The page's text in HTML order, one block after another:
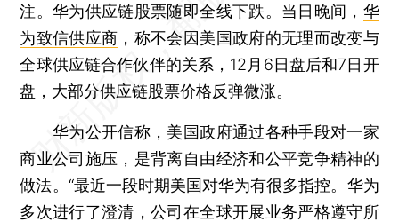
注。华为供应链股票随即全线下跌。当日晚间， 华
为致信供应商 ，称不会因美国政府的无理而改变与
全球供应链合作伙伴的关系，12月6日盘后和7日开
盘，大部分供应链股票价格反弹微涨。
华为公开信称，美国政府通过各种手段对一家
商业公司施压，是背离自由经济和公平竞争精神的
做法。“最近一段时期美国对华为有很多指控。华为
多次进行了澄清，公司在全球开展业务严格遵守所